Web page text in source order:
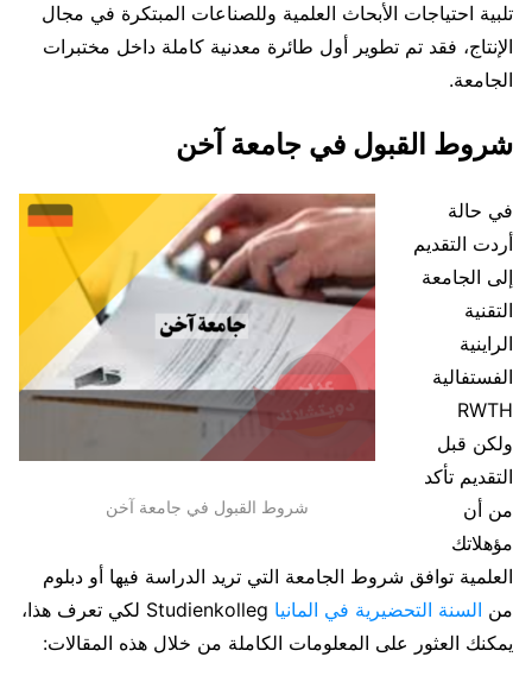
تلبية احتياجات الأبحاث العلمية وللصناعات المبتكرة في مجال
الإنتاج، فقد تم تطوير أول طائرة معدنية كاملة داخل مختبرات
الجامعة.
شروط القبول في جامعة آخن
شروط القبول في جامعة آخن
في حالة
أردت التقديم
إلى الجامعة
التقنية
الراينية
الفستفالية
RWTH
ولكن قبل
التقديم تأكد
من أن
مؤهلاتك
العلمية توافق شروط الجامعة التي تريد الدراسة فيها أو دبلوم
من السنة التحضيرية في المانيا
Studienkolleg لكي تعرف هذا،
يمكنك العثور على المعلومات الكاملة من خلال هذه المقالات: